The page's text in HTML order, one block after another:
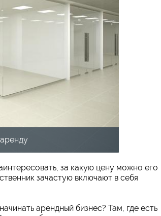
за какую цену можно его
зачастую включают в себя
арендный бизнес? Там, где есть